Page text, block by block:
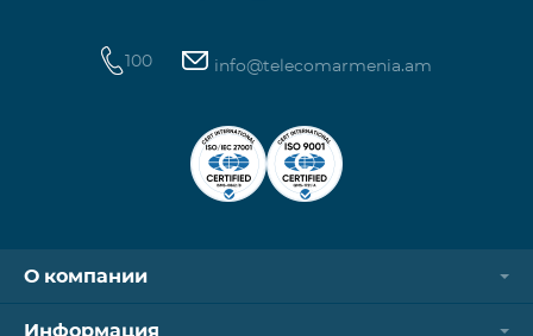
100 info@telecomarmenia.am
О компании
Информация